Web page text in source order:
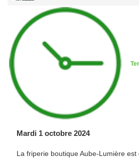
Mardi 1 octobre 2024
La friperie boutique Aube-Lumière